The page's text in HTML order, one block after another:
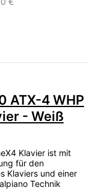
Produkt liegen
ATX-4 WHP
- Weiß
Klavier ist mit
für den
Klaviers und einer
Technik